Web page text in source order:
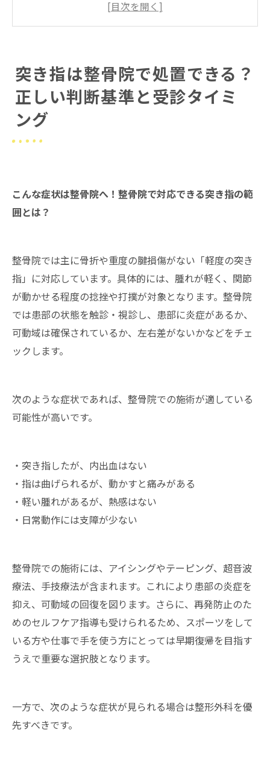
院概要
突き指は整骨院で処置できる？
正しい判断基準と受診タイミ
ング
こんな症状は整骨院へ！整骨院で対応できる突き指の範
囲とは？
整骨院では主に骨折や重度の腱損傷がない「軽度の突き
指」に対応しています。具体的には、腫れが軽く、関節
が動かせる程度の捻挫や打撲が対象となります。整骨院
では患部の状態を触診・視診し、患部に炎症があるか、
可動域は確保されているか、左右差がないかなどをチェ
ックします。
次のような症状であれば、整骨院での施術が適している
可能性が高いです。
・突き指したが、内出血はない
・指は曲げられるが、動かすと痛みがある
・軽い腫れがあるが、熱感はない
・日常動作には支障が少ない
整骨院での施術には、アイシングやテーピング、超音波
療法、手技療法が含まれます。これにより患部の炎症を
抑え、可動域の回復を図ります。さらに、再発防止のた
めのセルフケア指導も受けられるため、スポーツをして
いる方や仕事で手を使う方にとっては早期復帰を目指す
うえで重要な選択肢となります。
一方で、次のような症状が見られる場合は整形外科を優
先すべきです。